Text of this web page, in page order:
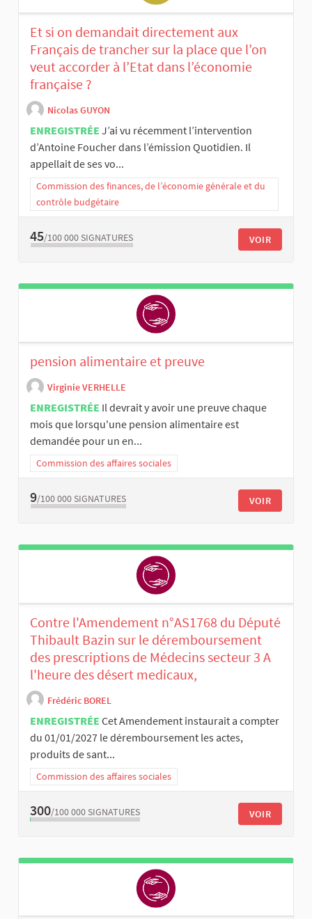
Et si on demandait directement aux
Français de trancher sur la place que l’on
veut accorder à l’Etat dans l’économie
française ?
Nicolas GUYON
ENREGISTRÉE J’ai vu récemment l’intervention
d’Antoine Foucher dans l’émission Quotidien. Il
appellait de ses vo...
Commission des finances, de l’économie générale et du
contrôle budgétaire
45/100 000 SIGNATURES VOIR
pension alimentaire et preuve
Virginie VERHELLE
ENREGISTRÉE Il devrait y avoir une preuve chaque
mois que lorsqu'une pension alimentaire est
demandée pour un en...
Commission des affaires sociales
9/100 000 SIGNATURES VOIR
Contre l'Amendement n°AS1768 du Député
Thibault Bazin sur le déremboursement
des prescriptions de Médecins secteur 3 A
l'heure des désert medicaux,
Frédéric BOREL
ENREGISTRÉE Cet Amendement instaurait a compter
du 01/01/2027 le déremboursement les actes,
produits de sant...
Commission des affaires sociales
300/100 000 SIGNATURES VOIR